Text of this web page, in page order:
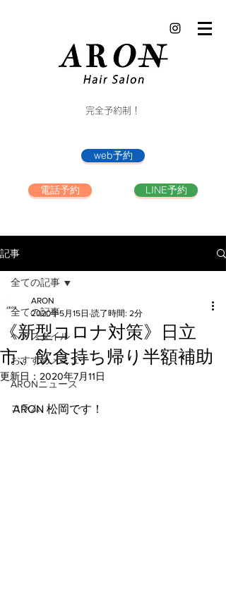
完全予約制！
web予約
電話予約 LINE予約
記事
全ての記事
ヘアスタイル
おすすめメニュー
ARONニュース
コラム
全ての記事
《新型コロナ対策》日立
市、飲食持ち帰り半額補助
ARON
2020年5月15日 読了時間: 2分
更新日： 2020年7月11日
ARON 松岡です！